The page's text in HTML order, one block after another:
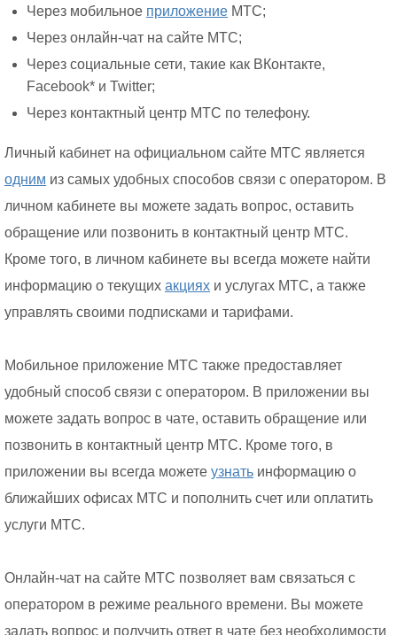
Через мобильное приложение МТС;
Через онлайн-чат на сайте МТС;
Через социальные сети, такие как ВКонтакте,
Facebook* и Twitter;
Через контактный центр МТС по телефону.
Личный кабинет на официальном сайте МТС является
одним из самых удобных способов связи с оператором. В
личном кабинете вы можете задать вопрос, оставить
обращение или позвонить в контактный центр МТС.
Кроме того, в личном кабинете вы всегда можете найти
информацию о текущих акциях и услугах МТС, а также
управлять своими подписками и тарифами.
Мобильное приложение МТС также предоставляет
удобный способ связи с оператором. В приложении вы
можете задать вопрос в чате, оставить обращение или
позвонить в контактный центр МТС. Кроме того, в
приложении вы всегда можете узнать информацию о
ближайших офисах МТС и пополнить счет или оплатить
услуги МТС.
Онлайн-чат на сайте МТС позволяет вам связаться с
оператором в режиме реального времени. Вы можете
задать вопрос и получить ответ в чате без необходимости